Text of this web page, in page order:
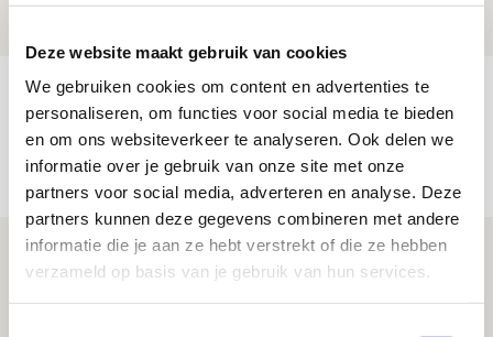
Deze website maakt gebruik van cookies
We gebruiken cookies om content en advertenties te
personaliseren, om functies voor social media te bieden
en om ons websiteverkeer te analyseren. Ook delen we
informatie over je gebruik van onze site met onze
partners voor social media, adverteren en analyse. Deze
partners kunnen deze gegevens combineren met andere
informatie die je aan ze hebt verstrekt of die ze hebben
verzameld op basis van je gebruik van hun services.
Volop enthousiasme in fotoverslag van
Europees treffen met Shelbourne
Míchel niet blij met resultaat en spel
na rust: ‘De focus nam af’